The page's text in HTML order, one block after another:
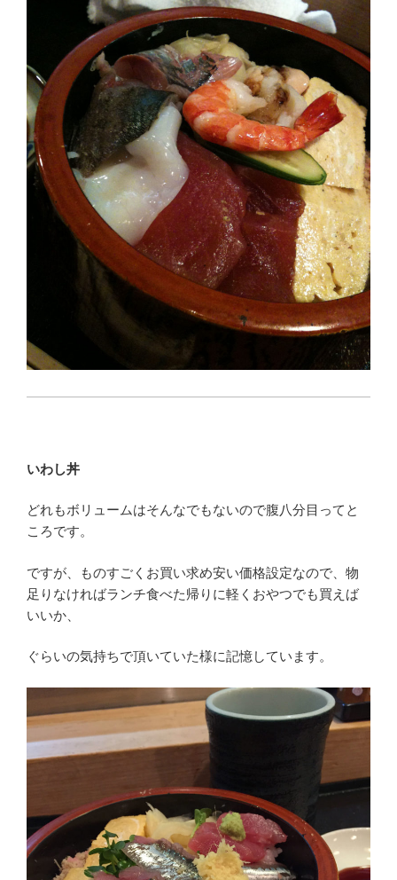
いわし丼
どれもボリュームはそんなでもないので腹八分目ってと
ころです。
ですが、ものすごくお買い求め安い価格設定なので、物
足りなければランチ食べた帰りに軽くおやつでも買えば
いいか、
ぐらいの気持ちで頂いていた様に記憶しています。